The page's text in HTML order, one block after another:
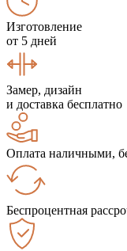
Изготовление
от 5 дней
Замер, дизайн
и доставка бесплатно
Оплата наличными,
Беспроцентная